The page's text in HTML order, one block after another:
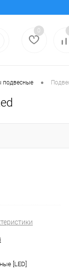
0
подвесные •
[LED]